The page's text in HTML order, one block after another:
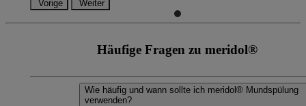
Vorige Weiter
Häufige Fragen zu meridol®
Wie häufig und wann sollte ich meridol® Mundspülung
verwenden?